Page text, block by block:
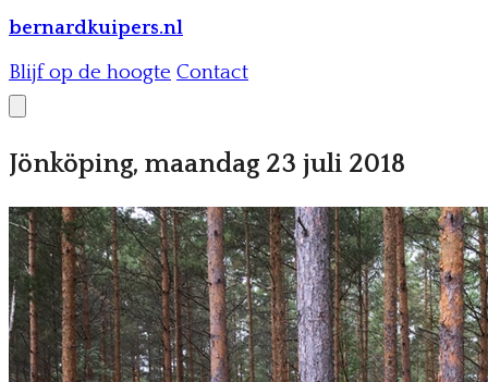
bernardkuipers.nl
Blijf op de hoogte Contact
Jönköping, maandag 23 juli 2018